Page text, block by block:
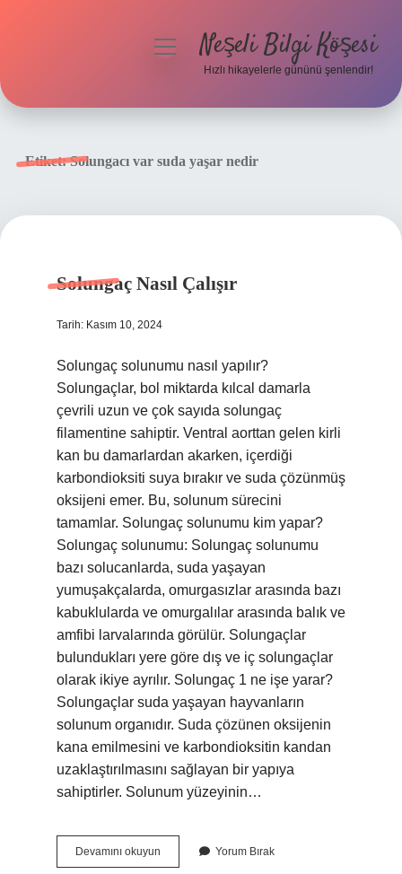
menüyüNeşeli Bilgi Köşesi
Hızlı hikayelerle gününü şenlendir!
Etiket:Solungacı var suda yaşar nedir
Solungaç Nasıl Çalışır
Tarih: Kasım 10, 2024
Solungaç solunumu nasıl yapılır?
Solungaçlar, bol miktarda kılcal damarla
çevrili uzun ve çok sayıda solungaç
filamentine sahiptir. Ventral aorttan gelen kirli
kan bu damarlardan akarken, içerdiği
karbondioksiti suya bırakır ve suda çözünmüş
oksijeni emer. Bu, solunum sürecini
tamamlar. Solungaç solunumu kim yapar?
Solungaç solunumu: Solungaç solunumu
bazı solucanlarda, suda yaşayan
yumuşakçalarda, omurgasızlar arasında bazı
kabuklularda ve omurgalılar arasında balık ve
amfibi larvalarında görülür. Solungaçlar
bulundukları yere göre dış ve iç solungaçlar
olarak ikiye ayrılır. Solungaç 1 ne işe yarar?
Solungaçlar suda yaşayan hayvanların
solunum organıdır. Suda çözünen oksijenin
kana emilmesini ve karbondioksitin kandan
uzaklaştırılmasını sağlayan bir yapıya
sahiptirler. Solunum yüzeyinin…
Devamını okuyun Solungaç
Nasıl
Yorum Bırak